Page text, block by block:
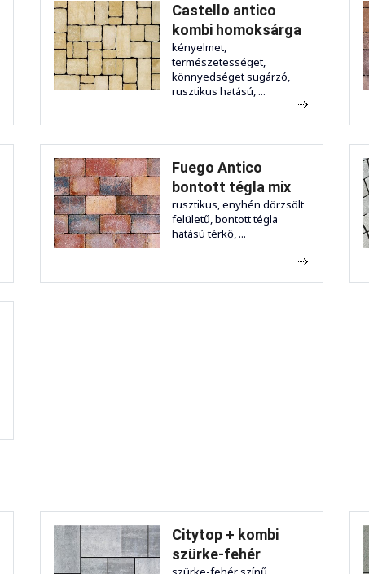
Castello antico
kombi homoksárga
kényelmet,
természetességet,
könnyedséget sugárzó,
rusztikus hatású, ...
Fuego Antico
bontott tégla mix
rusztikus, enyhén dörzsölt
felületű, bontott tégla
hatású térkő, ...
Citytop + kombi
szürke-fehér